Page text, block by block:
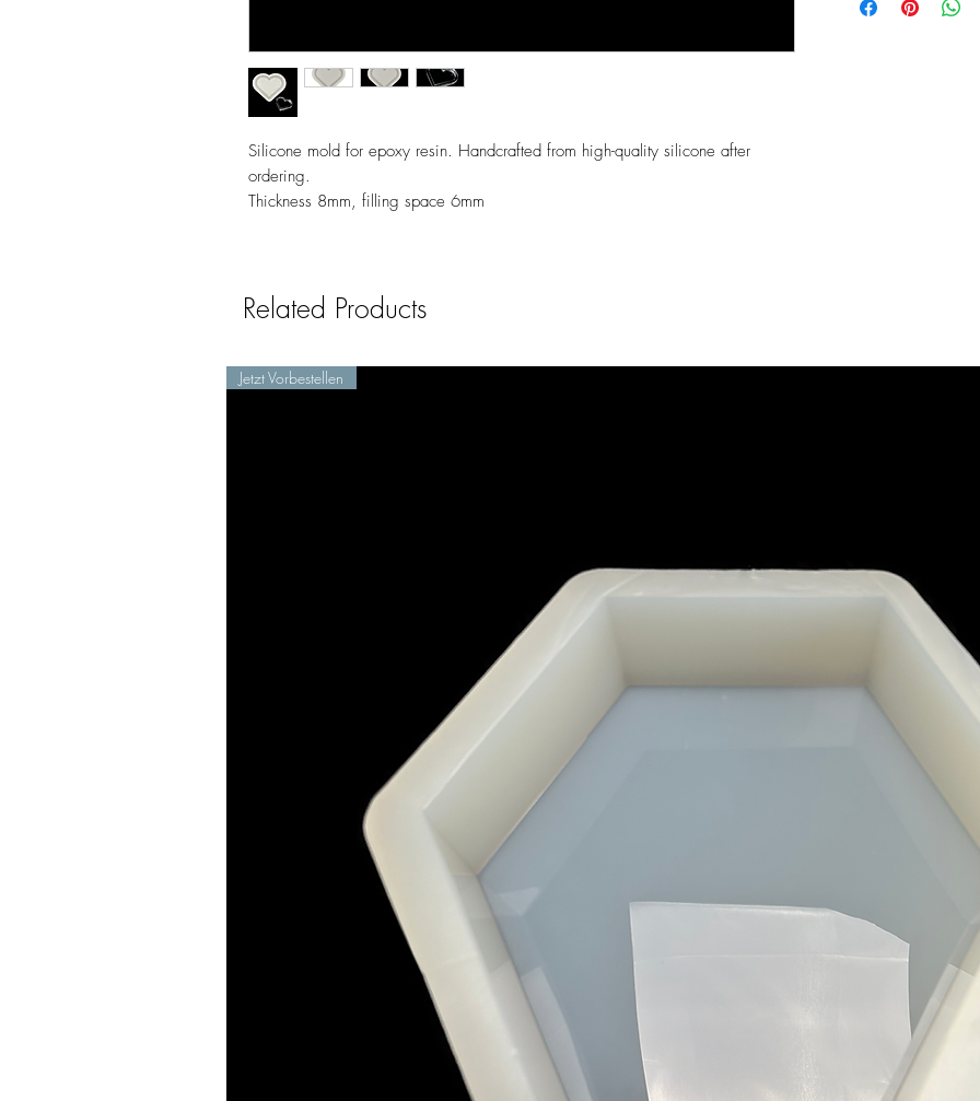
Silicone mold for epoxy resin. Handcrafted from high-quality silicone after
ordering.
Thickness 8mm, filling space 6mm
silicone mold, a
Related Products
Jetzt Vorbestellen